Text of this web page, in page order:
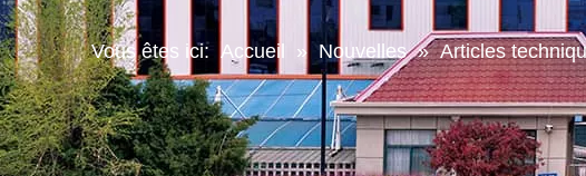
Vous êtes ici: Accueil » Nouvelles » Articles